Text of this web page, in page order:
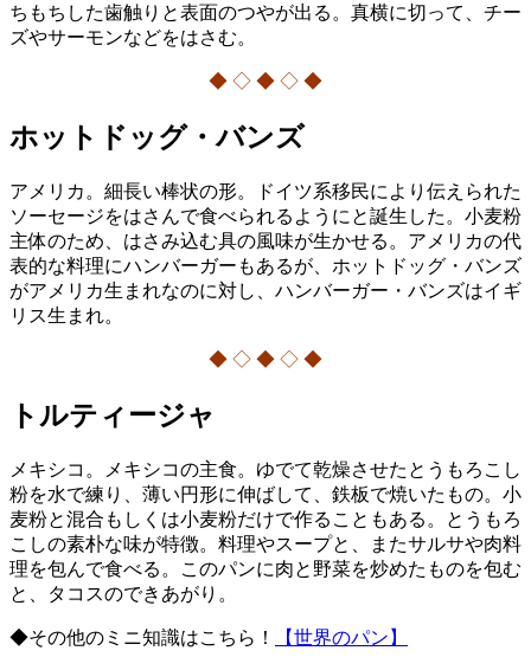
ちもちした歯触りと表面のつやが出る。真横に切って、チー
ズやサーモンなどをはさむ。
◆ ◇ ◆ ◇ ◆
ホットドッグ・バンズ
アメリカ。細長い棒状の形。ドイツ系移民により伝えられた
ソーセージをはさんで食べられるようにと誕生した。小麦粉
主体のため、はさみ込む具の風味が生かせる。アメリカの代
表的な料理にハンバーガーもあるが、ホットドッグ・バンズ
がアメリカ生まれなのに対し、ハンバーガー・バンズはイギ
リス生まれ。
◆ ◇ ◆ ◇ ◆
トルティージャ
メキシコ。メキシコの主食。ゆでて乾燥させたとうもろこし
粉を水で練り、薄い円形に伸ばして、鉄板で焼いたもの。小
麦粉と混合もしくは小麦粉だけで作ることもある。とうもろ
こしの素朴な味が特徴。料理やスープと、またサルサや肉料
理を包んで食べる。このパンに肉と野菜を炒めたものを包む
と、タコスのできあがり。
◆その他のミニ知識はこちら！ 【世界のパン】